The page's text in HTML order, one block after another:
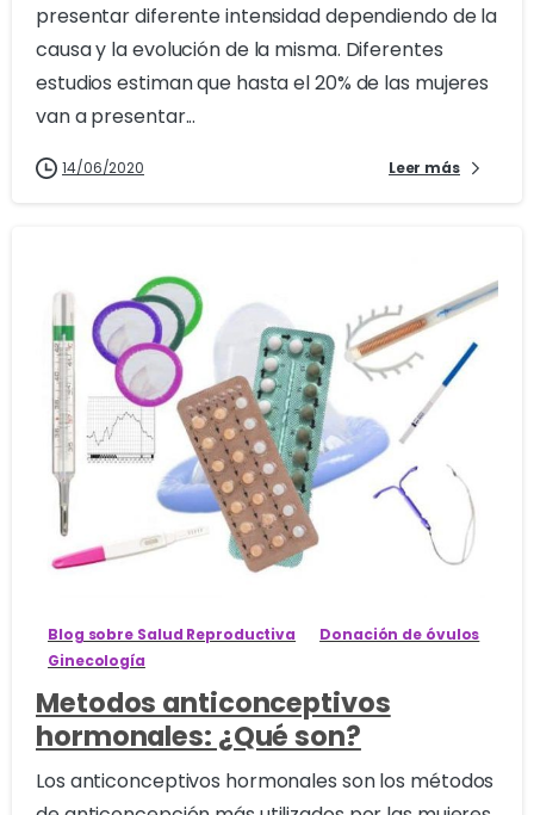
presentar diferente intensidad dependiendo de la
causa y la evolución de la misma. Diferentes
estudios estiman que hasta el 20% de las mujeres
van a presentar...
14/06/2020 Leer más
Blog sobre Salud Reproductiva
Donación de óvulos
Ginecología
Metodos anticonceptivos
hormonales: ¿Qué son?
Los anticonceptivos hormonales son los métodos